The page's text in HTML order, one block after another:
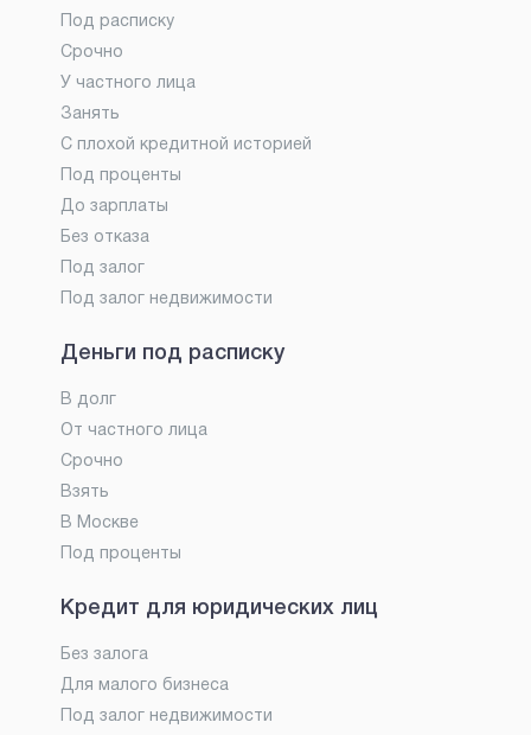
Под расписку
Срочно
У частного лица
Занять
С плохой кредитной историей
Под проценты
До зарплаты
Без отказа
Под залог
Под залог недвижимости
Деньги под расписку
В долг
От частного лица
Срочно
Взять
В Москве
Под проценты
Кредит для юридических лиц
Без залога
Для малого бизнеса
Под залог недвижимости